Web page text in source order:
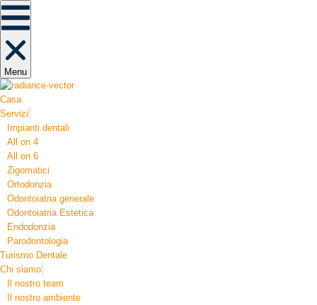
Menu
Casa
Servizi
Impianti dentali
All on 4
All on 6
Zigomatici
Ortodonzia​
Odontoiatria generale
Odontoiatria Estetica
Endodonzia
Parodontologia
Turismo Dentale
Chi siamo
Il nostro team
Il nostro ambiente